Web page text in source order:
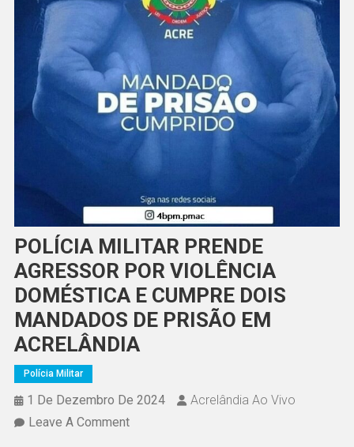
POLÍCIA MILITAR PRENDE
AGRESSOR POR VIOLÊNCIA
DOMÉSTICA E CUMPRE DOIS
MANDADOS DE PRISÃO EM
ACRELÂNDIA
Polícia Militar
1 De Dezembro De 2024
Acrelândia Ao Vivo
Leave A CommentOn